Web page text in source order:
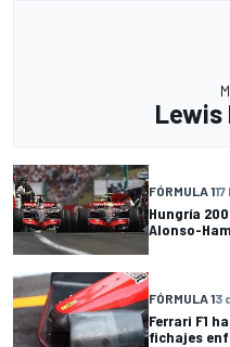
Lewis
FÓRMULA 117
Hungría
Alonso-
FÓRMULA 13
Ferrari F1
fichajes